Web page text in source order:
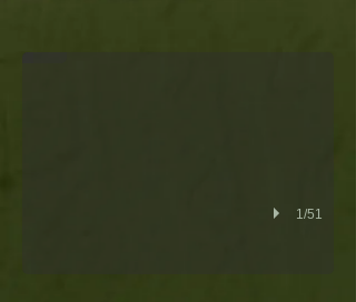
1/51